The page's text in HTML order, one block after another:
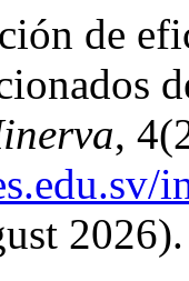
de
,
2026).